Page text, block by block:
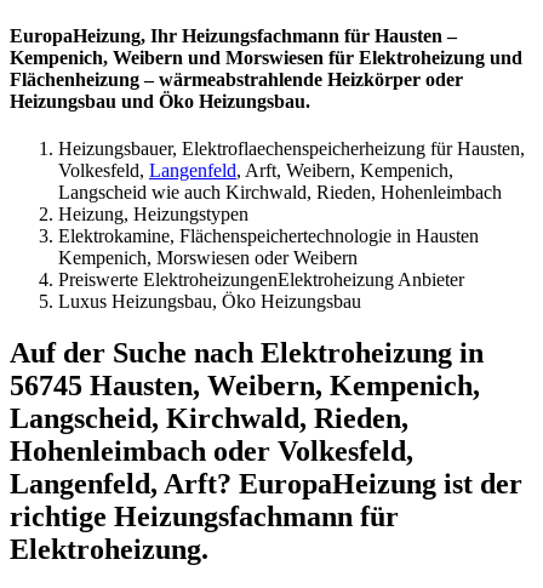
EuropaHeizung, Ihr Heizungsfachmann für Hausten –
Kempenich, Weibern und Morswiesen für Elektroheizung und
Flächenheizung – wärmeabstrahlende Heizkörper oder
Heizungsbau und Öko Heizungsbau.
Heizungsbauer, Elektroflaechenspeicherheizung für Hausten,
Volkesfeld, Langenfeld, Arft, Weibern, Kempenich,
Langscheid wie auch Kirchwald, Rieden, Hohenleimbach
Heizung, Heizungstypen
Elektrokamine, Flächenspeichertechnologie in Hausten
Kempenich, Morswiesen oder Weibern
Preiswerte ElektroheizungenElektroheizung Anbieter
Luxus Heizungsbau, Öko Heizungsbau
Auf der Suche nach Elektroheizung in
56745 Hausten, Weibern, Kempenich,
Langscheid, Kirchwald, Rieden,
Hohenleimbach oder Volkesfeld,
Langenfeld, Arft? EuropaHeizung ist der
richtige Heizungsfachmann für
Elektroheizung.